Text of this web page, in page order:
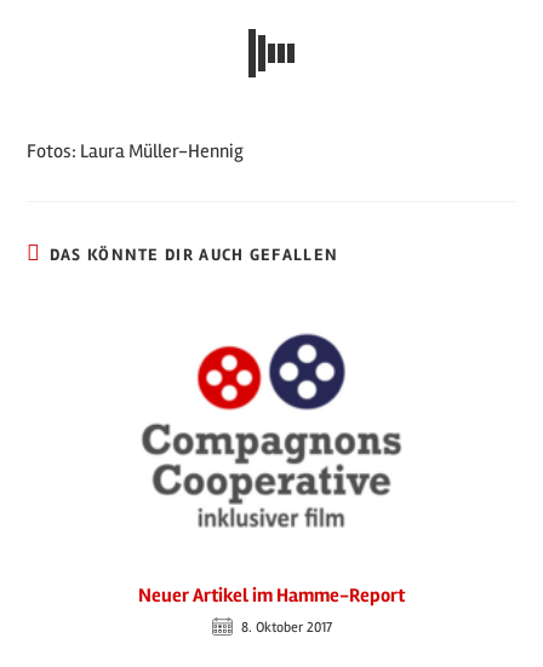
Fotos: Laura Müller-Hennig
DAS KÖNNTE DIR AUCH GEFALLEN
Neuer Artikel im Hamme-Report
8. Oktober 2017